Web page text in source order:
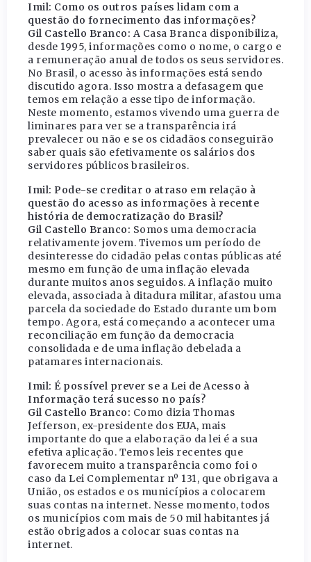
Imil: Como os outros países lidam com a
questão do fornecimento das informações?
Gil Castello Branco: A Casa Branca disponibiliza,
desde 1995, informações como o nome, o cargo e
a remuneração anual de todos os seus servidores.
No Brasil, o acesso às informações está sendo
discutido agora. Isso mostra a defasagem que
temos em relação a esse tipo de informação.
Neste momento, estamos vivendo uma guerra de
liminares para ver se a transparência irá
prevalecer ou não e se os cidadãos conseguirão
saber quais são efetivamente os salários dos
servidores públicos brasileiros.
Imil: Pode-se creditar o atraso em relação à
questão do acesso as informações à recente
história de democratização do Brasil?
Gil Castello Branco: Somos uma democracia
relativamente jovem. Tivemos um período de
desinteresse do cidadão pelas contas públicas até
mesmo em função de uma inflação elevada
durante muitos anos seguidos. A inflação muito
elevada, associada à ditadura militar, afastou uma
parcela da sociedade do Estado durante um bom
tempo. Agora, está começando a acontecer uma
reconciliação em função da democracia
consolidada e de uma inflação debelada a
patamares internacionais.
Imil: É possível prever se a Lei de Acesso à
Informação terá sucesso no país?
Gil Castello Branco: Como dizia Thomas
Jefferson, ex-presidente dos EUA, mais
importante do que a elaboração da lei é a sua
efetiva aplicação. Temos leis recentes que
favorecem muito a transparência como foi o
caso da Lei Complementar nº 131, que obrigava a
União, os estados e os municípios a colocarem
suas contas na internet. Nesse momento, todos
os municípios com mais de 50 mil habitantes já
estão obrigados a colocar suas contas na
internet.